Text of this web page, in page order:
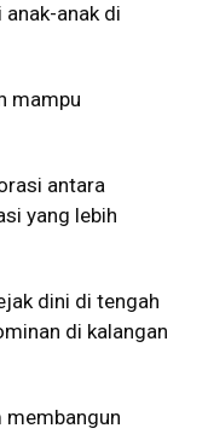
anak di
mampu
antara
yang lebih
dini di tengah
di kalangan
membangun